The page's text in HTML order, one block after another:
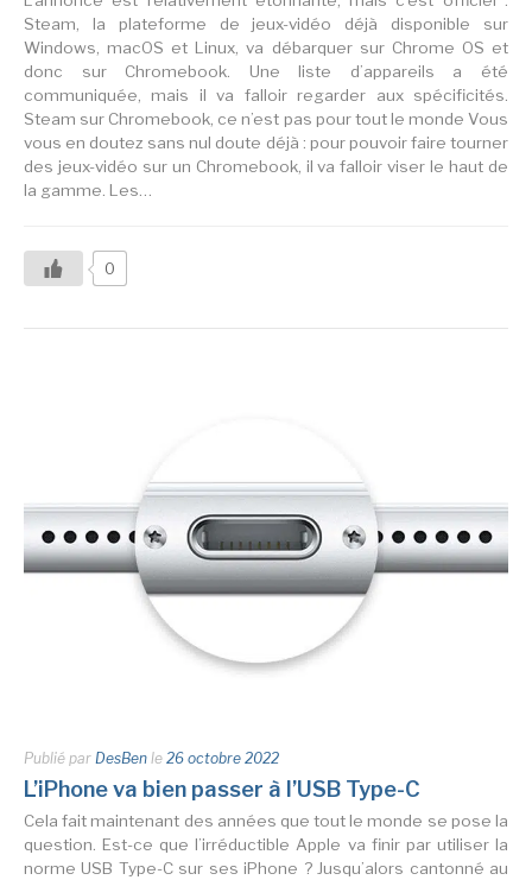
Steam, la plateforme de jeux-vidéo déjà disponible sur
Windows, macOS et Linux, va débarquer sur Chrome OS et
donc sur Chromebook. Une liste d’appareils a été
communiquée, mais il va falloir regarder aux spécificités.
Steam sur Chromebook, ce n’est pas pour tout le monde Vous
vous en doutez sans nul doute déjà : pour pouvoir faire tourner
des jeux-vidéo sur un Chromebook, il va falloir viser le haut de
la gamme. Les…
0
Publié par DesBen le 26 octobre 2022
L’iPhone va bien passer à l’USB Type-C
Cela fait maintenant des années que tout le monde se pose la
question. Est-ce que l’irréductible Apple va finir par utiliser la
norme USB Type-C sur ses iPhone ? Jusqu’alors cantonné au